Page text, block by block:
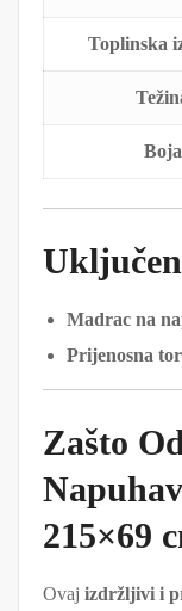
Toplinska
Boja
Madrac na
Prijenosna
Zašto
215×69
Ovaj izdržljivi i